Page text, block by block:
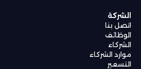
الشركة
اتصل بنا
الوظائف
الشركاء
موارد الشركاء
التسعير